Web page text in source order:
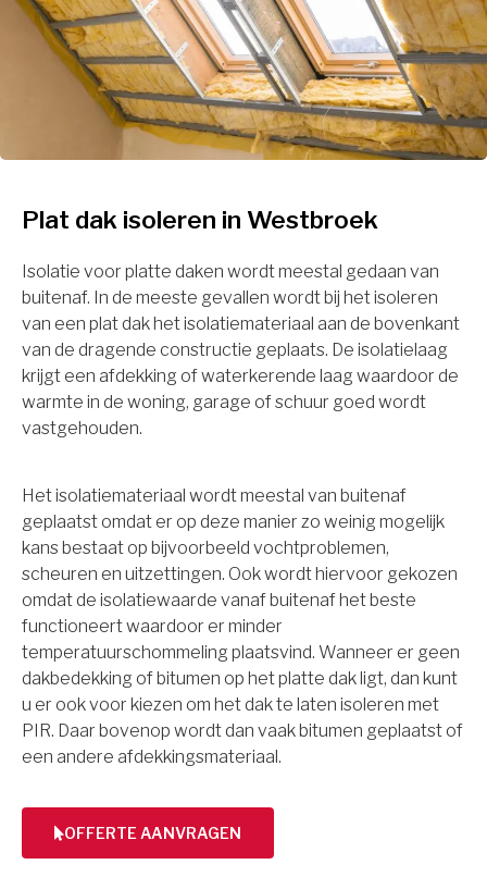
Plat dak isoleren in Westbroek
Isolatie voor platte daken wordt meestal gedaan van
buitenaf. In de meeste gevallen wordt bij het isoleren
van een plat dak het isolatiemateriaal aan de bovenkant
van de dragende constructie geplaats. De isolatielaag
krijgt een afdekking of waterkerende laag waardoor de
warmte in de woning, garage of schuur goed wordt
vastgehouden.
Het isolatiemateriaal wordt meestal van buitenaf
geplaatst omdat er op deze manier zo weinig mogelijk
kans bestaat op bijvoorbeeld vochtproblemen,
scheuren en uitzettingen. Ook wordt hiervoor gekozen
omdat de isolatiewaarde vanaf buitenaf het beste
functioneert waardoor er minder
temperatuurschommeling plaatsvind. Wanneer er geen
dakbedekking of bitumen op het platte dak ligt, dan kunt
u er ook voor kiezen om het dak te laten isoleren met
PIR. Daar bovenop wordt dan vaak bitumen geplaatst of
een andere afdekkingsmateriaal.
OFFERTE AANVRAGEN